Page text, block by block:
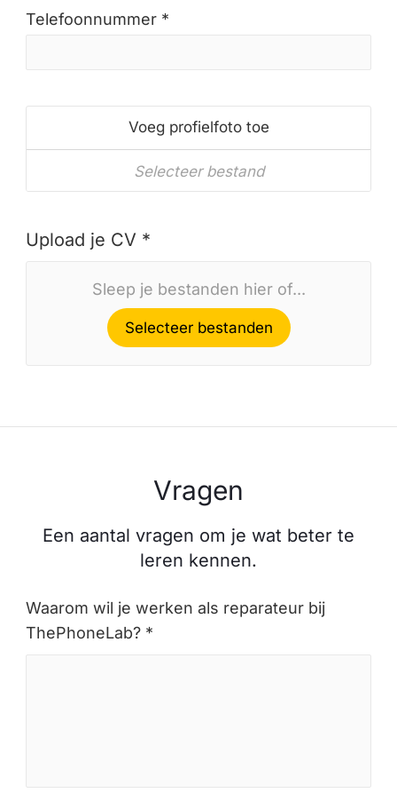
Telefoonnummer *
Selecteer bestand
Voeg profielfoto toe
Upload je CV *
Sleep je bestanden hier of...
Selecteer bestanden
Vragen
Een aantal vragen om je wat beter te
leren kennen.
Waarom wil je werken als reparateur bij
ThePhoneLab? *